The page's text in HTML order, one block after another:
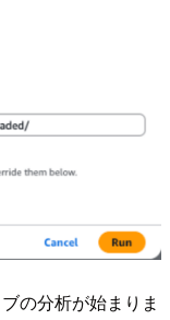
の分析が始まりま